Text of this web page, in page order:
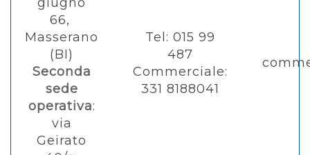
66,
Masserano
(BI)
Seconda
sede
operativa:
via
Geirato
Tel: 015 99
487
Commerciale:
331 8188041